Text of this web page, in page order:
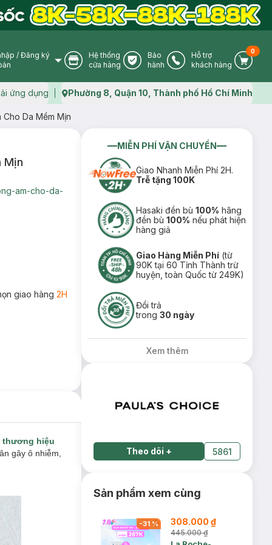
User Icon
/ Đăng ký
Store Icon
Hệ thống
cửa hàng
Warranty Icon
Bảo
hành
Phone Icon
Hỗ trợ
khách hàng
Cart
0
ứng dụng Map icon
Phường 8, Quận 10, Thành phố Hồ Chí Minh
Da Mềm Mịn
Mịn
am-cho-da-
giao hàng 2H
thương hiệu
gây ô nhiễm,
MIỄN PHÍ VẬN CHUYỂN
Giao Nhanh Miễn Phí 2H.
Trễ tặng 100K
Hasaki đền bù100% hãng
đền bù100% nếu phát hiện
hàng giả
Giao Hàng Miễn Phí (từ
90K tại 60 Tỉnh Thành trừ
huyện, toàn Quốc từ 249K)
Đổi trả
trong30 ngày
Xem thêm
Theo dõi + 5861
Sản phẩm xem cùng
-31% 308.000 ₫
445.000 ₫